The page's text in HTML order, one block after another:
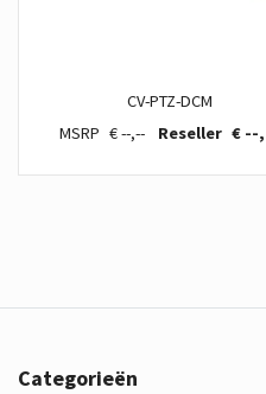
CV-PTZ-DCM
€ --,--
€ --
Categorieën